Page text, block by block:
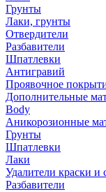
Грунты
Лаки, грунты
Отвердители
Разбавители
Шпатлевки
Антигравий
Проявочное
Дополнительные
Body
Аникорозионные
Грунты
Шпатлевки
Лаки
Удалители краски и
Разбавители